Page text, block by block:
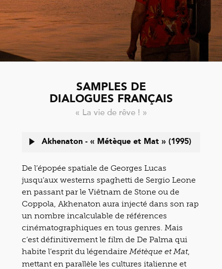
SAMPLES DE
DIALOGUES FRANÇAIS
« La vie de rêve ! »
Akhenaton - « Métèque et Mat » (1995)
De l’épopée spatiale de Georges Lucas
jusqu’aux westerns spaghetti de Sergio Leone
en passant par le Viêtnam de Stone ou de
Coppola, Akhenaton aura injecté dans son rap
un nombre incalculable de références
cinématographiques en tous genres. Mais
c’est définitivement le film de De Palma qui
habite l’esprit du légendaireMétèque et Mat,
mettant en parallèle les cultures italienne et